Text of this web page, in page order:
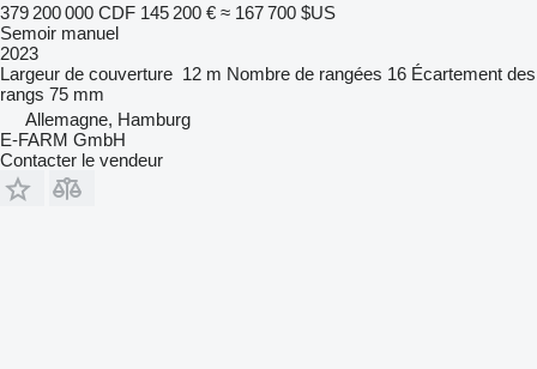
379 200 000 CDF 145 200 € ≈ 167 700 $US
Semoir manuel
2023
Largeur de couverture 12 m Nombre de rangées 16 Écartement des
rangs 75 mm
Allemagne, Hamburg
E-FARM GmbH
Contacter le vendeur